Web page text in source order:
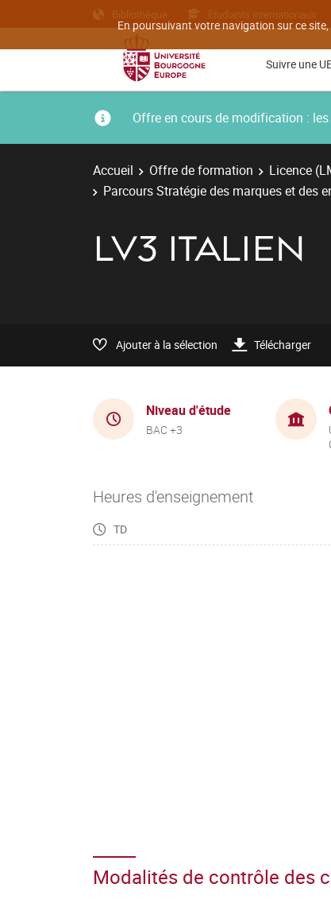
En poursuivant votre navigation sur ce
Bibliothèque Etudiants internationaux
Suivre une
Offre en cours de modification :
Accueil Offre de formation Licence
Parcours Stratégie des marques et des
LV3 ITALIEN
Ajouter à la sélection Télécharger
Niveau d'étude
BAC +3
Heures d'enseignement
TD
Modalités de contrôle des